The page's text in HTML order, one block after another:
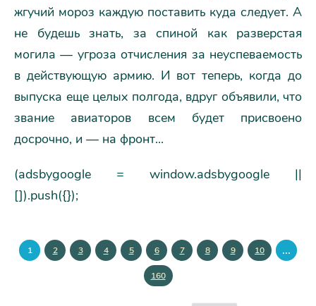
жгучий мороз каждую поставить куда следует. А
не будешь знать, за спиной как разверстая
могила — угроза отчисления за неуспеваемость
в действующую армию. И вот теперь, когда до
выпуска еще целых полгода, вдруг объявили, что
звание авиаторов всем будет присвоено
досрочно, и — на фронт...
(adsbygoogle = window.adsbygoogle ||
[]).push({});
1 2 3 4 5 6 7 8 9 10 ...
160